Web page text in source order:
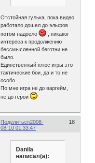
Отстойная гулька, пока видео
работало дошел до эльфов
потом надоело
, никаког
интереса к продолжению
бессмысленной беготни не
было.
Единственный плюс игры это
тактические бои, да и то не
особо.
По мне игра не до варгейм,
не до герои
Поделиться 18
2008-
08-10 01:33:47
Danila
написал(а):